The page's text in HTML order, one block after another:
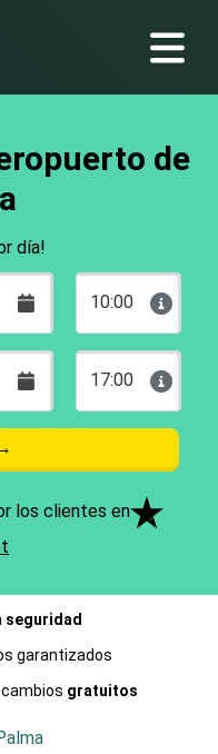
de
día!
10:00
17:00
los clientes en
seguridad
garantizados
gratuitos